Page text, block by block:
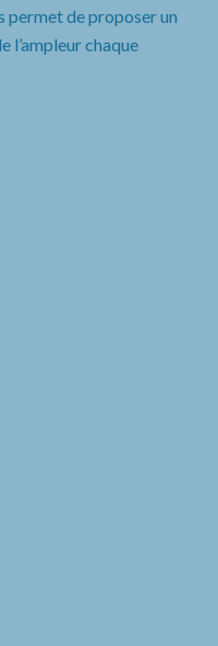
permet de proposer un
l’ampleur chaque